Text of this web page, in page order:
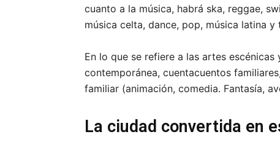
cuanto a la música, habrá ska, reggae,
música celta, dance, pop, música latina
En lo que se refiere a las artes
contemporánea, cuentacuentos
familiar (animación, comedia. Fantasía,
La ciudad convertida en